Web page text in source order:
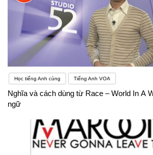
Học tiếng Anh cùng Tiếng Anh VOA
Nghĩa và cách dùng từ Race – World In A
ngữ